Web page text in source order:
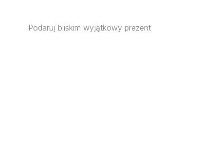
Podaruj bliskim wyjątkowy prezent